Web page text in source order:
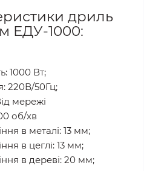
дриль
ЕДУ-1000:
1000 Вт;
220В/50Гц;
мережі
об/хв
в металі: 13 мм;
в цеглі: 13 мм;
в дереві: 20 мм;